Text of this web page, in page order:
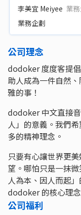
李美宜 Meiyee 業
業務企劃
公司理念
dodoker 度度客提
助人成為一件自然
雅的事！
dodoker 中文直接
人」的意義。我們
多的精神理念。
只要有心讓世界更
望。哪怕只是一抹
人為本、因人而起
dodoker 的核心理
公司福利